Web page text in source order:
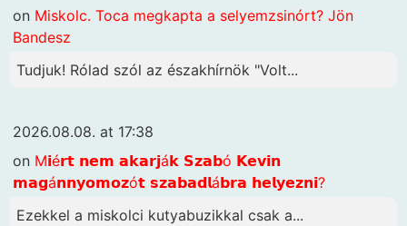
on Miskolc. Toca megkapta a selyemzsinórt? Jön
Bandesz
Tudjuk! Rólad szól az északhírnök "Volt...
2026.08.08. at 17:38
on M𝗶é𝗿𝘁 𝗻𝗲𝗺 𝗮𝗸𝗮𝗿𝗷á𝗸 𝗦𝘇𝗮𝗯ó 𝗞𝗲𝘃𝗶𝗻
𝗺𝗮𝗴á𝗻𝗻𝘆𝗼𝗺𝗼𝘇ó𝘁 𝘀𝘇𝗮𝗯𝗮𝗱𝗹á𝗯𝗿𝗮 𝗵𝗲𝗹𝘆𝗲𝘇𝗻𝗶?
Ezekkel a miskolci kutyabuzikkal csak a...